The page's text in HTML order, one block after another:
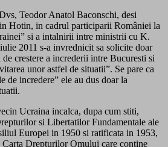
Teodor Anatol Baconschi, desi
Hotin, in cadrul participarii României la
si a intalnirii intre ministrii cu K.
2011 s-a invrednicit sa solicite doar
crestere a increderii intre Bucuresti si
unor astfel de situatii”. Se pare ca
de incredere” ele au dus doar la
Ucraina incalca, dupa cum stiti,
si Libertatilor Fundamentale ale
Europei in 1950 si ratificata in 1953,
Carta Drepturilor Omului care contine